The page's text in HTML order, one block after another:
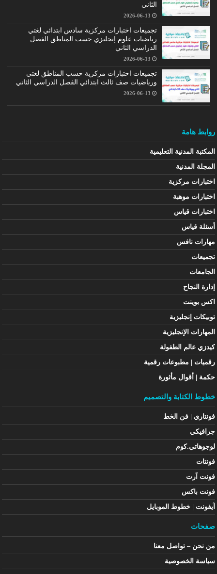
الثاني
2026-06-13
تجميعات اختبارات مركزية سادس ابتدائي لغتي
رياضيات علوم إنجليزي حسب المناطق الفصل
الدراسي الثاني
2026-06-13
تجميعات اختبارات مركزية حسب المناطق لغتي
ورياضيات صف ثالث ابتدائي الفصل الدراسي الثاني
2026-06-13
روابط هامة
المكتبة المدنية التعليمية
المجلة المدنية
اختبارات مركزية
اختبارات موهبة
اختبارات قياس
أسئلة قياس
مهارات نافس
تجميعات
الجامعات
إدارة النجاح
اكس بوينت
توبيكات إنجليزية
المهارات الإنجليزية
كيدزي عالم الطفولة
رقميات | مطبوعات رقمية
حكمة | أقوال مأثورة
خطوط الكتابة والتصميم
فونتاري | فن الخط
جرافيكي
لوجوهاتي.كوم
فونتات
فونت آرت
فونت باكس
آيفونت | خطوط الموبايل
صفحات
من نحن – تواصل معنا
سياسة الخصوصية